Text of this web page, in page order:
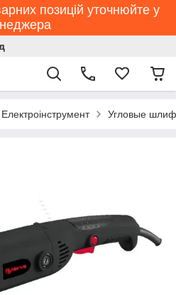
позицій уточнюйте у
Електроінструмент Угловые